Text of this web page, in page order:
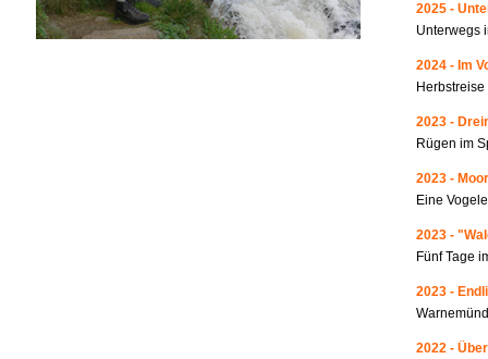
2025 -
Unterwegs
2024 - Im
2023 -
Rügen im
2023 -
Eine
2023 -
Fünf Tage
2023 -
2022 -